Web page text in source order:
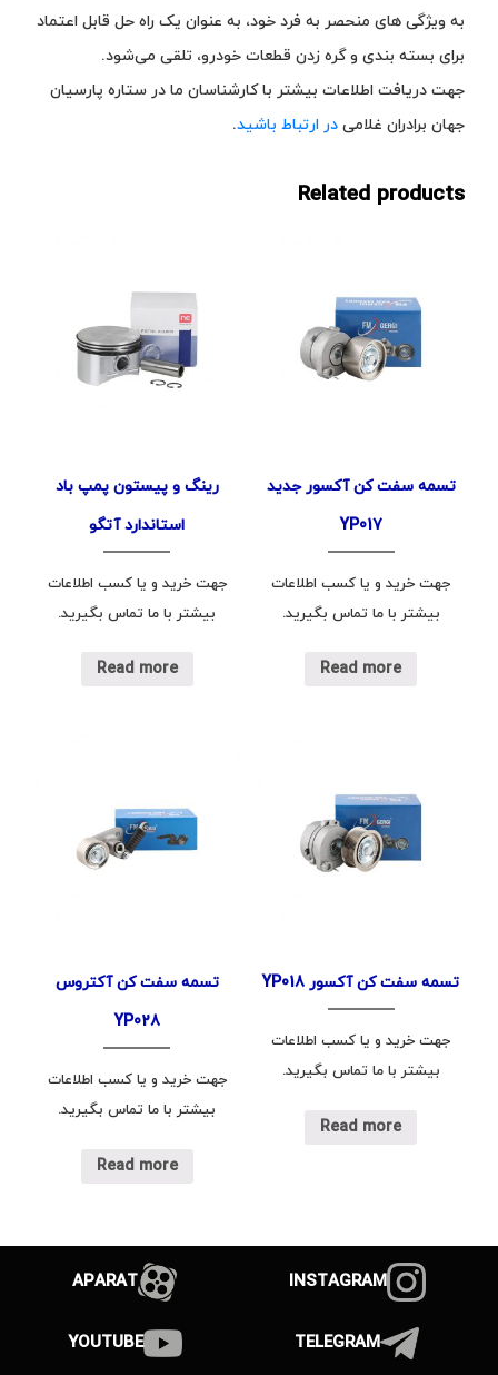
به ویژگی های منحصر به فرد خود، به عنوان یک راه حل قابل اعتماد
برای بسته بندی و گره زدن قطعات خودرو، تلقی می‌شود.
جهت دریافت اطلاعات بیشتر با کارشناسان ما در ستاره پارسیان
جهان برادران غلامی در ارتباط باشید.
Related products
تسمه سفت کن آکسور جدید
YP017
جهت خرید و یا کسب اطلاعات
بیشتر با ما تماس بگیرید.
Read more
رینگ و پیستون پمپ باد
استاندارد آتگو
جهت خرید و یا کسب اطلاعات
بیشتر با ما تماس بگیرید.
Read more
تسمه سفت کن آکسور YP018
جهت خرید و یا کسب اطلاعات
بیشتر با ما تماس بگیرید.
Read more
تسمه سفت کن آکتروس
YP028
جهت خرید و یا کسب اطلاعات
بیشتر با ما تماس بگیرید.
Read more
INSTAGRAM
APARAT
TELEGRAM
YOUTUBE